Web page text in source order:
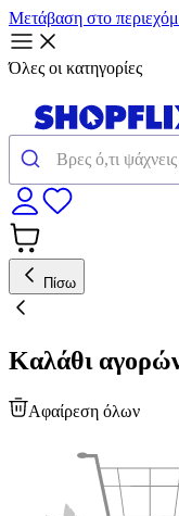
Μετάβαση στο
Όλες οι κατηγορίες
Πίσω
Καλάθι
Αφαίρεση όλων